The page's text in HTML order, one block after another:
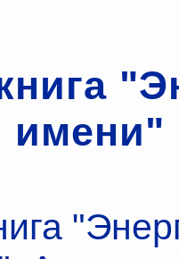
имени"